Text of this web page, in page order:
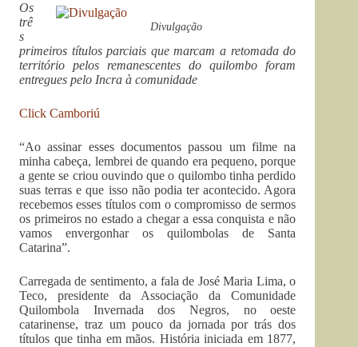
Divulgação
Os
trê
s
primeiros títulos parciais que marcam a retomada do
território pelos remanescentes do quilombo foram
entregues pelo Incra à comunidade
Click Camboriú
“Ao assinar esses documentos passou um filme na
minha cabeça, lembrei de quando era pequeno, porque
a gente se criou ouvindo que o quilombo tinha perdido
suas terras e que isso não podia ter acontecido. Agora
recebemos esses títulos com o compromisso de sermos
os primeiros no estado a chegar a essa conquista e não
vamos envergonhar os quilombolas de Santa
Catarina”.
Carregada de sentimento, a fala de José Maria Lima, o
Teco, presidente da Associação da Comunidade
Quilombola Invernada dos Negros, no oeste
catarinense, traz um pouco da jornada por trás dos
títulos que tinha em mãos. História iniciada em 1877,